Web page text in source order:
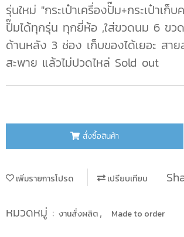
รุ่นใหม่ "กระเป๋าเครื่องปั๊ม+กระเป๋าเก็
ปั๊มได้ทุกรุ่น ทุกยี่ห้อ ,ใส่ขวดนม 6 ขว
ด้านหลัง 3 ช่อง เก็บของได้เยอะ สา
สะพาย แล้วไม่ปวดไหล่ Sold out
สั่งซื้อสินค้า
เพิ่มรายการโปรด เปรียบเทียบ
หมวดหมู่ : งานสั่งผลิต, Made to order